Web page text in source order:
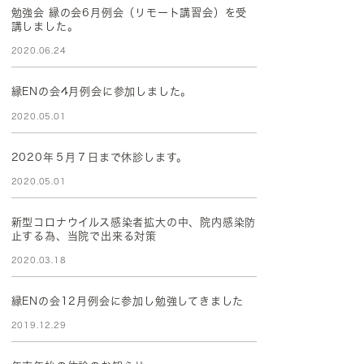
勉強会 縁の会6月例会（リモート講習会）を受
講しました。
2020.06.24
縁ENの会4月例会に参加しました。
2020.05.01
2020年５月７日まで休診します。
2020.05.01
新型コロナウイルス感染者拡大の中、院内感染防
止する為、当院で出来る対策
2020.03.18
縁ENの会12月例会に参加し勉強してきました
2019.12.29